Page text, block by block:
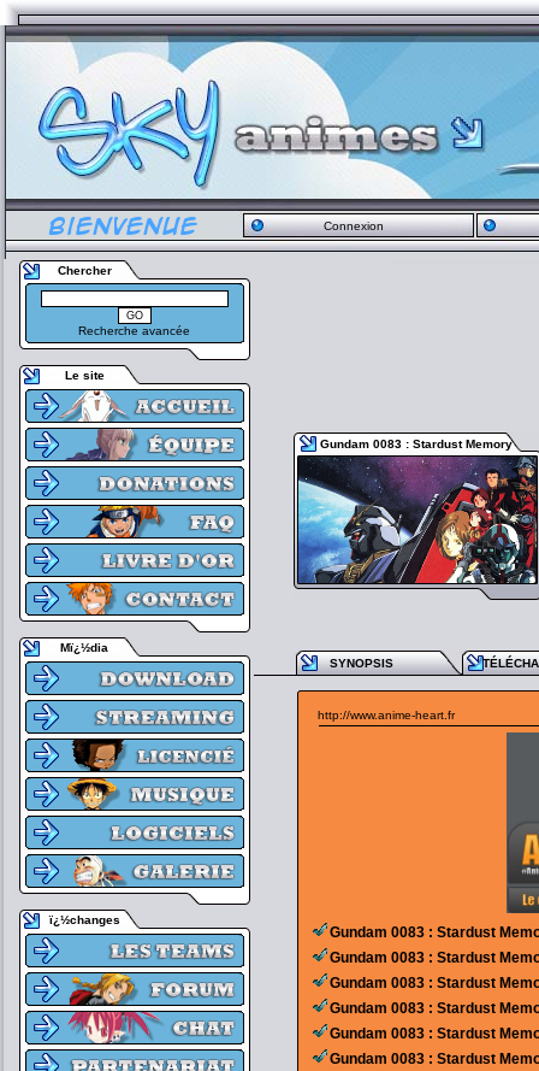
Connexion
Chercher
Recherche avancée
Le site
Mï¿½dia
ï¿½changes
Gundam 0083 : Stardust Memory
SYNOPSIS
http://www.anime-heart.fr
Gundam 0083 : Stardust
Gundam 0083 : Stardust
Gundam 0083 : Stardust
Gundam 0083 : Stardust
Gundam 0083 : Stardust
Gundam 0083 : Stardust